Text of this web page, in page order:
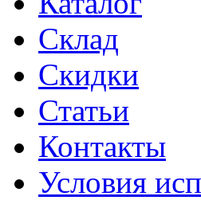
Склад
Скидки
Статьи
Контакты
Условия